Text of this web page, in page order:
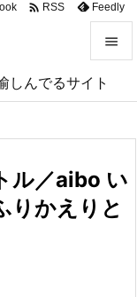
しんでるサイト


サイド

前へ

 RSS Feedly
ル／aibo い
かえりと